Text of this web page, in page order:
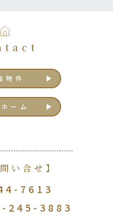
物件
ーム
い合せ】
7613
245-3883